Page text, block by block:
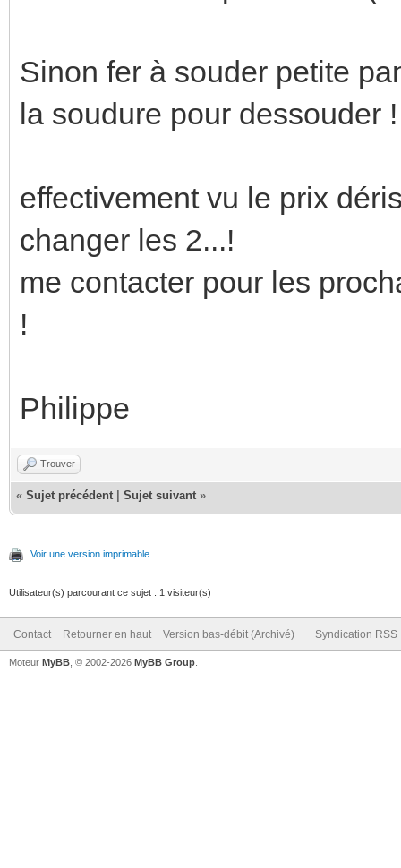
Sinon fer à souder petite
la soudure pour dessouder !
effectivement vu le prix
changer les 2...!
me contacter pour les
!
Philippe
Trouver
« Sujet précédent Sujet suivant »
Voir une version imprimable
Utilisateur(s) parcourant ce sujet : 1 visiteur(s)
Contact Retourner en haut Version bas-débit (Archivé) Syndication RSS
Moteur MyBB , © 2002-2026 MyBB Group